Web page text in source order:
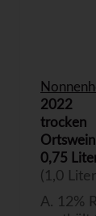
2022
trocken
Ortswein
0,75
(1,0
A. 12%